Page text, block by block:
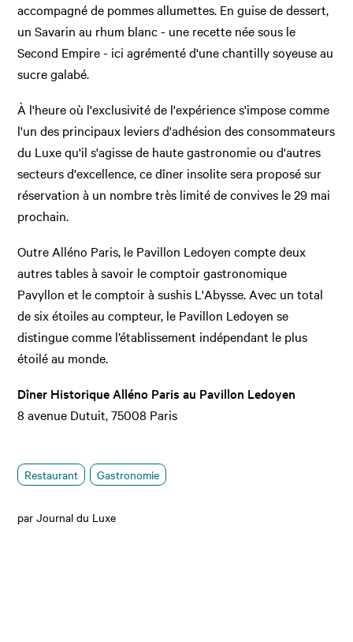
accompagné de pommes allumettes. En guise de dessert,
un Savarin au rhum blanc - une recette née sous le
Second Empire - ici agrémenté d'une chantilly soyeuse au
sucre galabé.
À l'heure où l'exclusivité de l'expérience s'impose comme
l'un des principaux leviers d'adhésion des consommateurs
du Luxe qu'il s'agisse de haute gastronomie ou d'autres
secteurs d'excellence, ce dîner insolite sera proposé sur
réservation à un nombre très limité de convives le 29 mai
prochain.
Outre Alléno Paris, le Pavillon Ledoyen compte deux
autres tables à savoir le comptoir gastronomique
Pavyllon et le comptoir à sushis L'Abysse. Avec un total
de six étoiles au compteur, le Pavillon Ledoyen se
distingue comme l’établissement indépendant le plus
étoilé au monde.
Dîner Historique Alléno Paris au Pavillon Ledoyen
8 avenue Dutuit, 75008 Paris
Restaurant Gastronomie
par Journal du Luxe